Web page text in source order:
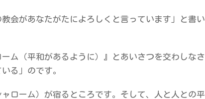
会があなたがたによろしくと言っています」と書い
ム（平和があるように）』とあいさつを交わしなさ
る」のです。
ローム）が宿るところです。そして、人と人との平